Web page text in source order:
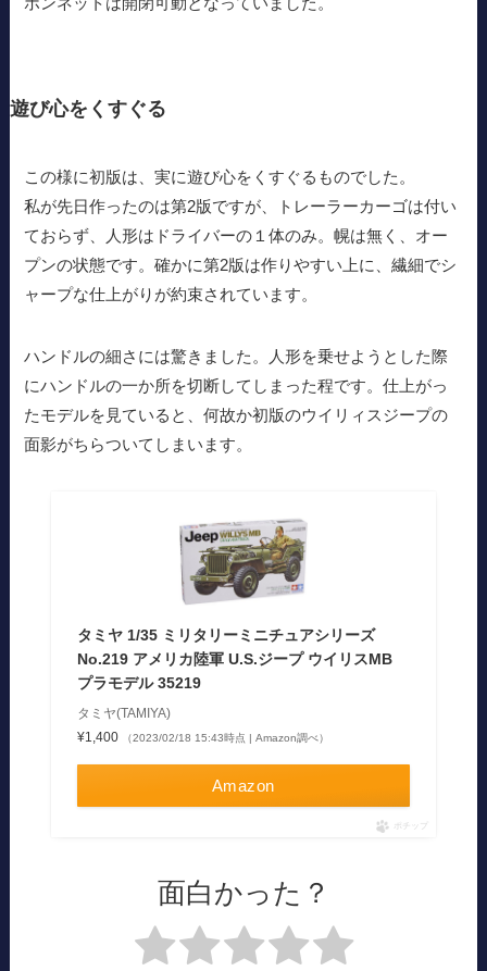
遊び心をくすぐる
この様に初版は、実に遊び心をくすぐるものでした。
私が先日作ったのは第2版ですが、トレーラーカーゴは付い
ておらず、人形はドライバーの１体のみ。幌は無く、オー
プンの状態です。確かに第2版は作りやすい上に、繊細でシ
ャープな仕上がりが約束されています。
ハンドルの細さには驚きました。人形を乗せようとした際
にハンドルの一か所を切断してしまった程です。仕上がっ
たモデルを見ていると、何故か初版のウイリィスジープの
面影がちらついてしまいます。
タミヤ 1/35 ミリタリーミニチュアシリーズ
No.219 アメリカ陸軍 U.S.ジープ ウイリスMB
プラモデル 35219
タミヤ(TAMIYA)
¥1,400
（2023/02/18 15:43時点 | Amazon調べ）
Amazon
ポチップ
面白かった？